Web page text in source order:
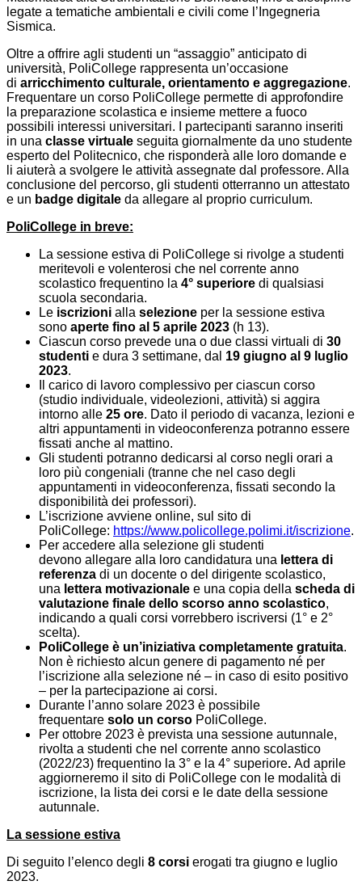
legate a tematiche ambientali e civili come l’Ingegneria
Sismica.
Oltre a offrire agli studenti un “assaggio” anticipato di
università, PoliCollege rappresenta un’occasione
di arricchimento culturale, orientamento e aggregazione.
Frequentare un corso PoliCollege permette di approfondire
la preparazione scolastica e insieme mettere a fuoco
possibili interessi universitari. I partecipanti saranno inseriti
in una classe virtuale seguita giornalmente da uno studente
esperto del Politecnico, che risponderà alle loro domande e
li aiuterà a svolgere le attività assegnate dal professore. Alla
conclusione del percorso, gli studenti otterranno un attestato
e un badge digitale da allegare al proprio curriculum.
PoliCollege in breve:
La sessione estiva di PoliCollege si rivolge a studenti
meritevoli e volenterosi che nel corrente anno
scolastico frequentino la 4° superiore di qualsiasi
scuola secondaria.
Le iscrizioni alla selezione per la sessione estiva
sono aperte fino al 5 aprile 2023 (h 13).
Ciascun corso prevede una o due classi virtuali di 30
studenti e dura 3 settimane, dal 19 giugno al 9 luglio
2023.
Il carico di lavoro complessivo per ciascun corso
(studio individuale, videolezioni, attività) si aggira
intorno alle 25 ore. Dato il periodo di vacanza, lezioni e
altri appuntamenti in videoconferenza potranno essere
fissati anche al mattino.
Gli studenti potranno dedicarsi al corso negli orari a
loro più congeniali (tranne che nel caso degli
appuntamenti in videoconferenza, fissati secondo la
disponibilità dei professori).
L’iscrizione avviene online, sul sito di
PoliCollege: https://www.policollege.polimi.it/iscrizione.
Per accedere alla selezione gli studenti
devono allegare alla loro candidatura una lettera di
referenza di un docente o del dirigente scolastico,
una lettera motivazionale e una copia della scheda di
valutazione finale dello scorso anno scolastico,
indicando a quali corsi vorrebbero iscriversi (1° e 2°
scelta).
PoliCollege è un’iniziativa completamente gratuita.
Non è richiesto alcun genere di pagamento né per
l’iscrizione alla selezione né – in caso di esito positivo
– per la partecipazione ai corsi.
Durante l’anno solare 2023 è possibile
frequentare solo un corso PoliCollege.
Per ottobre 2023 è prevista una sessione autunnale,
rivolta a studenti che nel corrente anno scolastico
(2022/23) frequentino la 3° e la 4° superiore. Ad aprile
aggiorneremo il sito di PoliCollege con le modalità di
iscrizione, la lista dei corsi e le date della sessione
autunnale.
La sessione estiva
Di seguito l’elenco degli 8 corsi erogati tra giugno e luglio
2023.